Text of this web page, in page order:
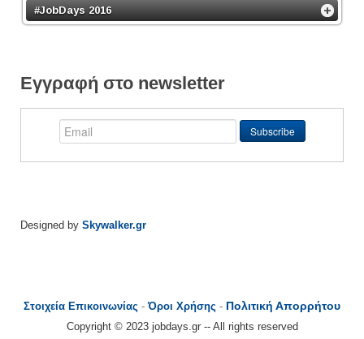
#JobDays 2016
Εγγραφή στο newsletter
Designed by Skywalker.gr
Στοιχεία Επικοινωνίας -Όροι Χρήσης - Πολιτική Απορρήτου
Copyright © 2023 jobdays.gr -- All rights reserved